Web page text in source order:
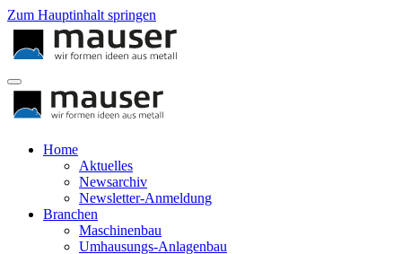
Zum Hauptinhalt springen
Home
Aktuelles
Newsarchiv
Newsletter-Anmeldung
Branchen
Maschinenbau
Umhausungs-Anlagenbau